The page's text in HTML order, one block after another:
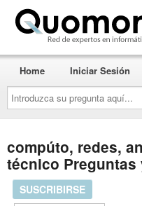
Introduzca
su
pregunta
aquí...
Home Iniciar Sesión
compúto, redes,
técnico Preguntas
SUSCRIBIRSE